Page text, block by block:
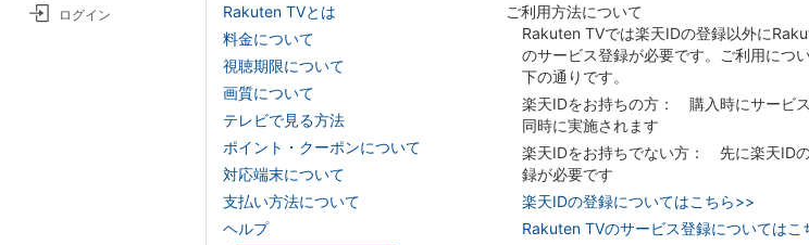
ログイン
Rakuten TVとは
料金について
視聴期限について
画質について
テレビで見る方法
ポイント・クーポンについて
対応端末について
支払い方法について
ヘルプ
ご利用方法について
Rakuten TVでは楽天IDの登録以外に
のサービス登録が必要です。ご利用につ
下の通りです。
楽天IDをお持ちの方： 購入時にサービ
同時に実施されます
楽天IDをお持ちでない方： 先に楽天ID
録が必要です
楽天IDの登録についてはこちら>>
Rakuten TVのサービス登録についてはこ